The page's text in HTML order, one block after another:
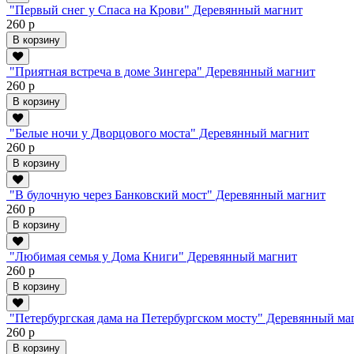
"Первый снег у Спаса на Крови" Деревянный магнит
260 р
В корзину
"Приятная встреча в доме Зингера" Деревянный магнит
260 р
В корзину
"Белые ночи у Дворцового моста" Деревянный магнит
260 р
В корзину
"В булочную через Банковский мост" Деревянный магнит
260 р
В корзину
"Любимая семья у Дома Книги" Деревянный магнит
260 р
В корзину
"Петербургская дама на Петербургском мосту" Деревянный
260 р
В корзину